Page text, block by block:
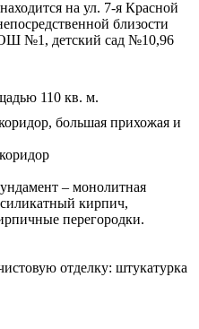
на ул. 7-я Красной
близости
№1, детский сад №10,96
110 кв. м.
большая прихожая и
– монолитная
кирпич,
перегородки.
отделку: штукатурка